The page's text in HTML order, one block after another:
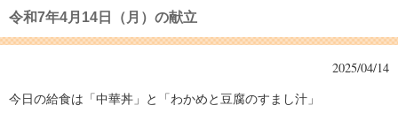
令和7年4月14日（月）の献立
2025/04/14
今日の給食は「中華丼」と「わかめと豆腐のすまし汁」